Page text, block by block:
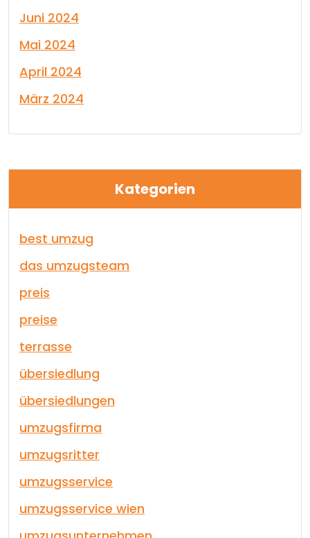
Juni 2024
Mai 2024
April 2024
März 2024
Kategorien
best umzug
das umzugsteam
preis
preise
terrasse
übersiedlung
übersiedlungen
umzugsfirma
umzugsritter
umzugsservice
umzugsservice wien